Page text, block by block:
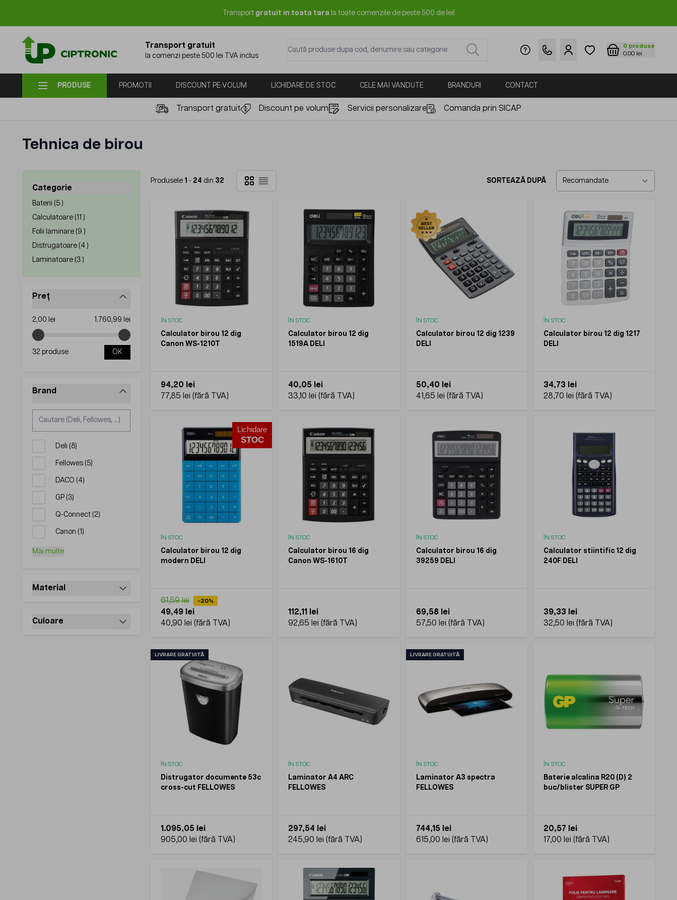
Transport gratuit in toata tara la toate comenzile de peste 500 de lei!
Transport gratuit
la comenzi peste 500 lei TVA inclus
0 produse
0.00 lei
PRODUSE PROMOTII DISCOUNT PE VOLUM LICHIDARE DE STOC CELE MAI VANDUTE BRANDURI CONTACT
Transport gratuit Discount pe volum Servicii personalizare Comanda prin SICAP
Tehnica de birou
Categorie
filter
Baterii (5 products available
)
Calculatoare (11 products available
)
Folii laminare (9 products available
)
Distrugatoare (4 products available
)
Laminatoare (3 products available
)
Preț
Minimum value
2,00 lei Maximum value
1.760,99 lei
32 produse OK
Brand
Deli (8products available
)
Fellowes (5products available
)
DACO (4products available
)
GP (3products available
)
Q-Connect (2products available
)
Canon (1products available
)
Mai multe
Material
Culoare
Produsele 1 - 24 din 32
Grilă
Listă
SORTEAZĂ DUPĂ
ÎN STOC
Calculator birou 12 dig
Canon WS-1210T
94,20 lei
77,85 lei
ÎN STOC
Calculator birou 12 dig
1519A DELI
40,05 lei
33,10 lei
ÎN STOC
Calculator birou 12 dig 1239
DELI
50,40 lei
41,65 lei
ÎN STOC
Calculator birou 12 dig 1217
DELI
34,73 lei
28,70 lei
Lichidare
STOC
ÎN STOC
Calculator birou 12 dig
modern DELI
61,59 lei -20%
49,49 lei
40,90 lei
ÎN STOC
Calculator birou 16 dig
Canon WS-1610T
112,11 lei
92,65 lei
ÎN STOC
Calculator birou 16 dig
39259 DELI
69,58 lei
57,50 lei
ÎN STOC
Calculator stiintific 12 dig
240F DELI
39,33 lei
32,50 lei
LIVRARE GRATUITĂ
ÎN STOC
Distrugator documente 53c
cross-cut FELLOWES
1.095,05 lei
905,00 lei
ÎN STOC
Laminator A4 ARC
FELLOWES
297,54 lei
245,90 lei
LIVRARE GRATUITĂ
ÎN STOC
Laminator A3 spectra
FELLOWES
744,15 lei
615,00 lei
ÎN STOC
Baterie alcalina R20 (D) 2
buc/blister SUPER GP
20,57 lei
17,00 lei